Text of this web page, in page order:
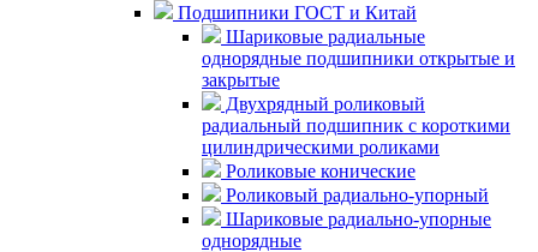
Подшипники ГОСТ и Китай
Шариковые радиальные
однорядные подшипники открытые и
закрытые
Двухрядный роликовый
радиальный подшипник с короткими
цилиндрическими роликами
Роликовые конические
Роликовый радиально-упорный
Шариковые радиально-упорные
однорядные